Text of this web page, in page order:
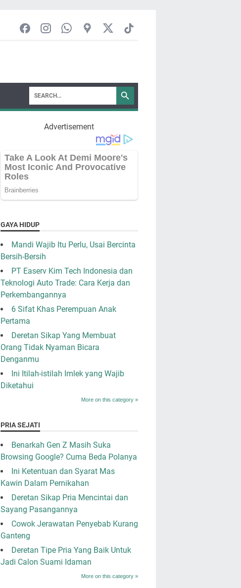
Advertisement
GAYA HIDUP
Mandi Wajib Itu Perlu, Usai Bercinta
Bersih-Bersih
PT Easerv Kim Tech Indonesia dan
Teknologi Auto Trade: Cara Kerja dan
Perkembangannya
6 Sifat Khas Perempuan Anak
Pertama
Deretan Sikap Yang Membuat
Orang Tidak Nyaman Bicara
Denganmu
Ini Itilah-istilah Imlek yang Wajib
Diketahui
More on this category »
PRIA SEJATI
Benarkah Gen Z Masih Suka
Browsing Google? Cuma Beda Polanya
Ini Ketentuan dan Syarat Mas
Kawin Dalam Pernikahan
Deretan Sikap Pria Mencintai dan
Sayang Pasangannya
Cowok Jerawatan Penyebab Kurang
Ganteng
Deretan Tipe Pria Yang Baik Untuk
Jadi Calon Suami Idaman
More on this category »